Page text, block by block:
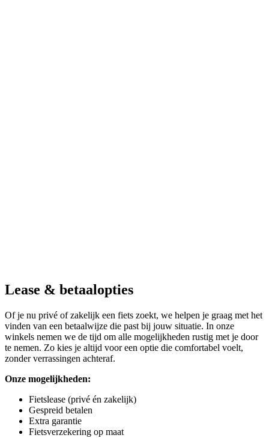
Lease & betaalopties
Of je nu privé of zakelijk een fiets zoekt, we helpen je graag met het
vinden van een betaalwijze die past bij jouw situatie. In onze
winkels nemen we de tijd om alle mogelijkheden rustig met je door
te nemen. Zo kies je altijd voor een optie die comfortabel voelt,
zonder verrassingen achteraf.
Onze mogelijkheden:
Fietslease (privé én zakelijk)
Gespreid betalen
Extra garantie
Fietsverzekering op maat